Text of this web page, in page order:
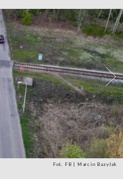
Fot. FB | Marcin Bazylak